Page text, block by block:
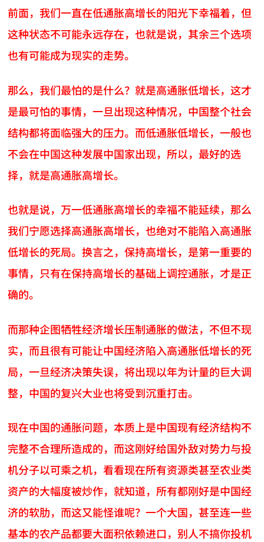
前面，我们一直在低通胀高增长的阳光下幸福着，但
这种状态不可能永远存在，也就是说，其余三个选项
也有可能成为现实的走势。
那么，我们最怕的是什么？就是高通胀低增长，这才
是最可怕的事情，一旦出现这种情况，中国整个社会
结构都将面临强大的压力。而低通胀低增长，一般也
不会在中国这种发展中国家出现，所以，最好的选
择，就是高通胀高增长。
也就是说，万一低通胀高增长的幸福不能延续，那么
我们宁愿选择高通胀高增长，也绝对不能陷入高通胀
低增长的死局。换言之，保持高增长，是第一重要的
事情，只有在保持高增长的基础上调控通胀，才是正
确的。
而那种企图牺牲经济增长压制通胀的做法，不但不现
实，而且很有可能让中国经济陷入高通胀低增长的死
局，一旦经济决策失误，将出现以年为计量的巨大调
整，中国的复兴大业也将受到沉重打击。
现在中国的通胀问题，本质上是中国现有经济结构不
完整不合理所造成的，而这刚好给国外敌对势力与投
机分子以可乘之机，看看现在所有资源类甚至农业类
资产的大幅度被炒作，就知道，所有都刚好是中国经
济的软肋，而这又能怪谁呢？一个大国，甚至连一些
基本的农产品都要大面积依赖进口，别人不搞你投机